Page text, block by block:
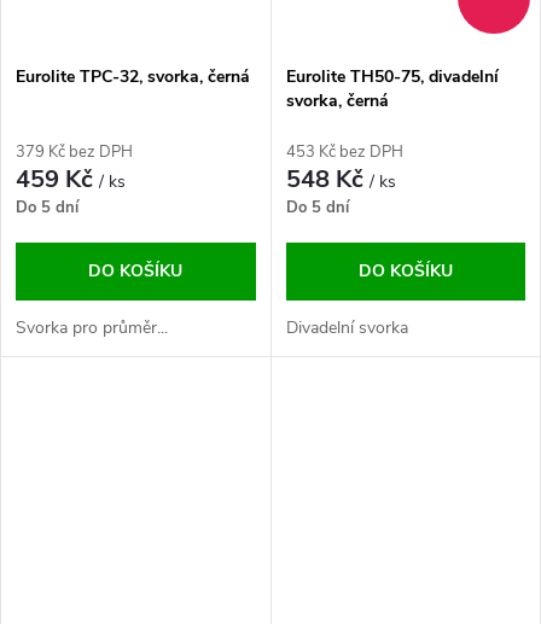
Eurolite TPC-32, svorka, černá
379 Kč bez DPH
459 Kč/ ks
Do 5 dní
DO KOŠÍKU
Svorka pro průměr...
Eurolite TH50-75, divadelní
svorka, černá
453 Kč bez DPH
548 Kč/ ks
Do 5 dní
DO KOŠÍKU
Divadelní svorka